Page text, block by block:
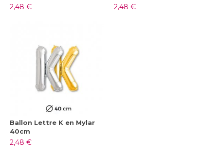
2,48 € 2,48 €
Ballon Lettre K en Mylar
40cm
2,48 €